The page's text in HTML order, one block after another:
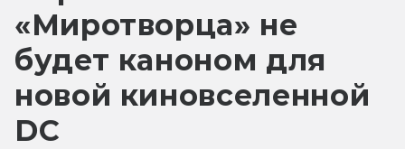
«Миротворца» не
будет каноном для
новой киновселенной
DC